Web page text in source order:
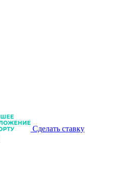
Сделать ставку